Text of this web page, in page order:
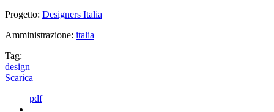
Progetto: Designers Italia
Amministrazione: italia
Tag:
design
Scarica
pdf